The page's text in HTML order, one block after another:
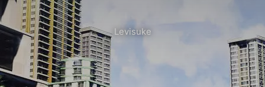
Levisuke